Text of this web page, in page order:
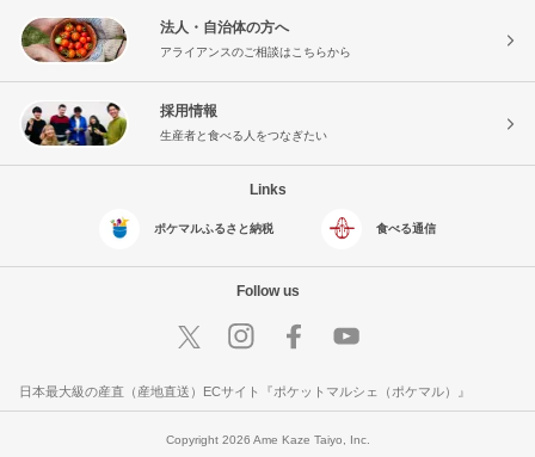
法人・自治体の方へ
アライアンスのご相談はこちらから
採用情報
生産者と食べる人をつなぎたい
Links
ポケマルふるさと納税 食べる通信
Follow us
日本最大級の産直（産地直送）ECサイト『ポケットマルシェ（ポケマル）』
Copyright 2026 Ame Kaze Taiyo, Inc.